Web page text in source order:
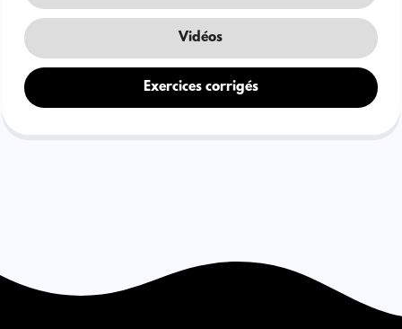
Vidéos
Exercices corrigés